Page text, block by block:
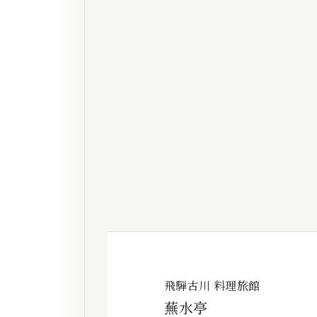
飛騨古川 料理旅館
蕪水亭